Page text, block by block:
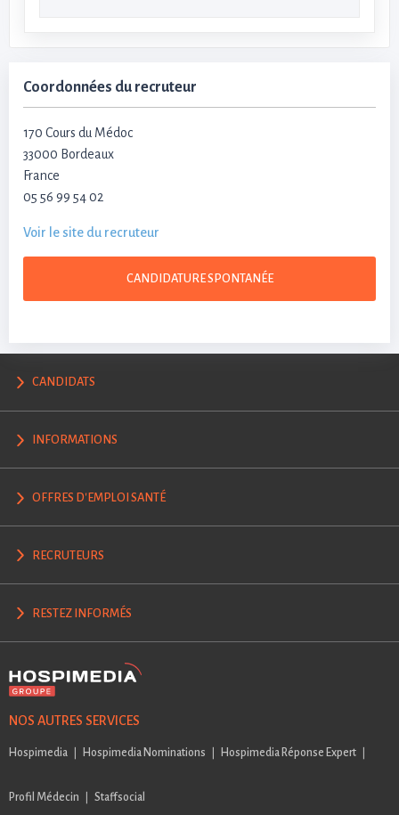
Coordonnées du recruteur
170 Cours du Médoc
33000 Bordeaux
France
05 56 99 54 02
Voir le site du recruteur
CANDIDATURE SPONTANÉE
CANDIDATS
INFORMATIONS
OFFRES D'EMPLOI SANTÉ
RECRUTEURS
RESTEZ INFORMÉS
NOS AUTRES SERVICES
Hospimedia Hospimedia Nominations Hospimedia Réponse Expert
Profil Médecin Staffsocial